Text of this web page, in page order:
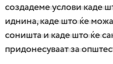
создадеме услови каде
иднина, каде што ќе
соништа и каде што ќе
придонесуваат за